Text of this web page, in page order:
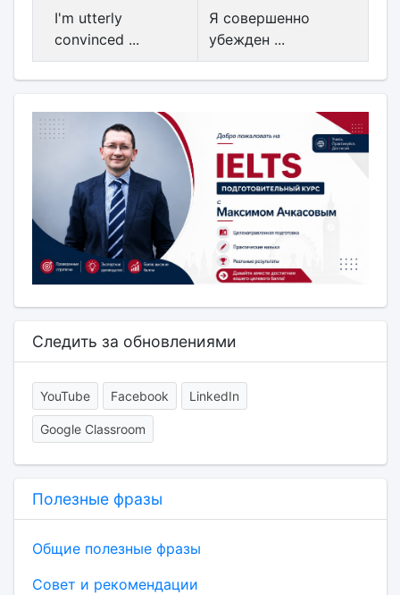
I'm utterly
convinced ...
Я совершенно
убежден ...
Следить за обновлениями
YouTube Facebook LinkedIn
Google Classroom
Полезные фразы
Общие полезные фразы
Совет и рекомендации